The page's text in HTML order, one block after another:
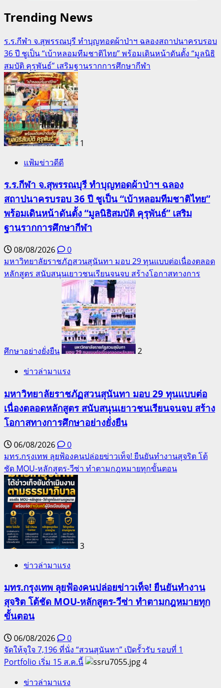
Trending News
ร.ร.กีฬา จ.สุพรรณบุรี ทำบุญทอดผ้าป่าฯ ฉลองสถาปนาครบรอบ
36 ปี ชูเป็น “เบ้าหลอมทีมชาติไทย” พร้อมเดินหน้าดันตั้ง “มูลนิธิ
สมบัติ คุรุพันธ์” เสริมฐานรากการศึกษากีฬา
1
แฟ้มข่าวดีดี
ร.ร.กีฬา จ.สุพรรณบุรี ทำบุญทอดผ้าป่าฯ ฉลอง
สถาปนาครบรอบ 36 ปี ชูเป็น “เบ้าหลอมทีมชาติไทย”
พร้อมเดินหน้าดันตั้ง “มูลนิธิสมบัติ คุรุพันธ์” เสริม
ฐานรากการศึกษากีฬา
08/08/2026
0
มหาวิทยาลัยราชภัฏสวนสุนันทา มอบ 29 ทุนแบบต่อเนื่องตลอด
หลักสูตร สนับสนุนเยาวชนเรียนจนจบ สร้างโอกาสทางการ
ศึกษาอย่างยั่งยืน
2
ข่าวล่ามาแรง
มหาวิทยาลัยราชภัฏสวนสุนันทา มอบ 29 ทุนแบบต่อ
เนื่องตลอดหลักสูตร สนับสนุนเยาวชนเรียนจนจบ สร้าง
โอกาสทางการศึกษาอย่างยั่งยืน
06/08/2026
0
มทร.กรุงเทพ ลุยฟ้องคนปล่อยข่าวเท็จ! ยืนยันทำงานสุจริต โต้
ชัด MOU-หลักสูตร-วีซ่า ทำตามกฎหมายทุกขั้นตอน
3
ข่าวล่ามาแรง
มทร.กรุงเทพ ลุยฟ้องคนปล่อยข่าวเท็จ! ยืนยันทำงาน
สุจริต โต้ชัด MOU-หลักสูตร-วีซ่า ทำตามกฎหมายทุก
ขั้นตอน
06/08/2026
0
จัดให้จุใจ 7,196 ที่นั่ง “สวนสุนันทา” เปิดรั้วรับ รอบที่ 1
Portfolio เริ่ม 15 ส.ค.นี้
4
ข่าวล่ามาแรง